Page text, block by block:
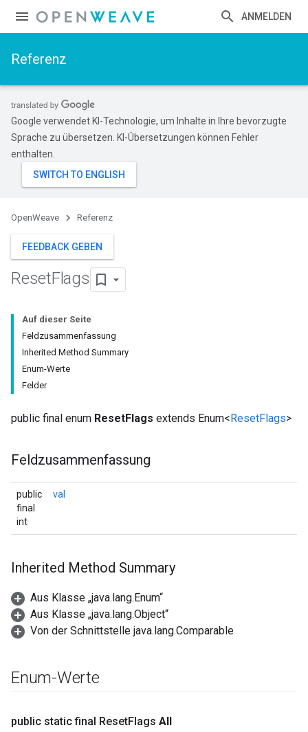
ANMELDEN
Referenz
Google verwendet KI-Technologie, um Inhalte in Ihre bevorzugte
Sprache zu übersetzen. KI-Übersetzungen können Fehler
enthalten.
OpenWeave Referenz
FEEDBACK GEBEN
ResetFlags
Auf dieser Seite
Feldzusammenfassung
Inherited Method Summary
Enum-Werte
Felder
public final enum ResetFlags extends Enum<ResetFlags>
Feldzusammenfassung
public
final
int
val
Inherited Method Summary
Aus Klasse „java.lang.Enum“
Aus Klasse „java.lang.Object“
Von der Schnittstelle java.lang.Comparable
Enum-Werte
public static final ResetFlags All